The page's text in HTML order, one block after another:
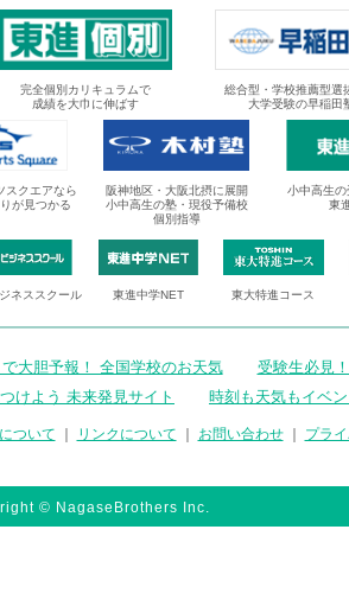
完全個別カリキュラムで
成績を大巾に伸ばす
総合型・学校推薦型選
大学受験の早稲田
スクエアなら
が見つかる
阪神地区・大阪北摂に展開
小中高生の塾・現役予備校
個別指導
小中高生
東
ネススクール 東進中学NET 東大特進コース
大胆予報！ 全国学校のお天気
受験生必見
けよう 未来発見サイト 時刻も天気もイベ
ついて リンクについて お問い合わせ｜ プラ
© NagaseBrothers Inc.